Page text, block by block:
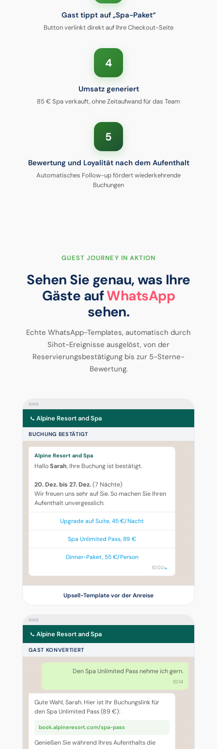
Gast tippt auf „Spa-Paket“
Button verlinkt direkt auf Ihre Checkout-Seite
4
Umsatz generiert
85 € Spa verkauft, ohne Zeitaufwand für das Team
5
Bewertung und Loyalität nach dem Aufenthalt
Automatisches Follow-up fördert wiederkehrende
Buchungen
GUEST JOURNEY IN AKTION
Sehen Sie genau, was Ihre
Gäste aufWhatsApp
sehen.
Echte WhatsApp-Templates, automatisch durch
Sihot-Ereignisse ausgelöst, von der
Reservierungsbestätigung bis zur 5-Sterne-
Bewertung.
Alpine Resort and Spa
BUCHUNG BESTÄTIGT
Alpine Resort and Spa
HalloSarah, Ihre Buchung ist bestätigt.
20. Dez. bis 27. Dez.(7 Nächte)
Wir freuen uns sehr auf Sie. So machen Sie Ihren
Aufenthalt unvergesslich:
Upgrade auf Suite, 45 €/Nacht
Spa Unlimited Pass, 89 €
Dinner-Paket, 55 €/Person
10:02
Upsell-Template vor der Anreise
Alpine Resort and Spa
GAST KONVERTIERT
Den Spa Unlimited Pass nehme ich gern.
10:14
Gute Wahl, Sarah. Hier ist Ihr Buchungslink für
den Spa Unlimited Pass (89 €):
book.alpineresort.com/spa-pass
Genießen Sie während Ihres Aufenthalts die